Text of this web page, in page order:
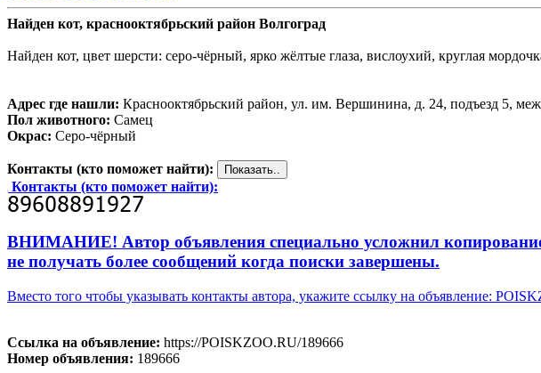
Найден кот, краснооктябрьский район Волгоград
Найден кот, цвет шерсти: серо-чёрный, ярко жёлтые глаза, вислоухий, круглая
Адрес где нашли: Краснооктябрьский район, ул. им. Вершинина, д. 24, подъезд 5,
Пол животного: Самец
Окрас: Серо-чёрный
Контакты (кто поможет найти):
Контакты (кто поможет найти):
ВНИМАНИЕ! Автор объявления специально усложнил
не получать более сообщений когда поиски завершены.
Вместо того чтобы указывать контакты автора, укажите ссылку на объявление:
Ссылка на объявление: https://POISKZOO.RU/189666
Номер объявления: 189666